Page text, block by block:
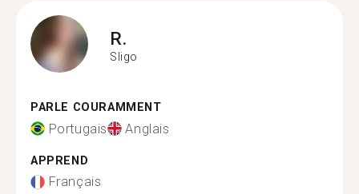
R.
Sligo
PARLE COURAMMENT
Portugais Anglais
APPREND
Français